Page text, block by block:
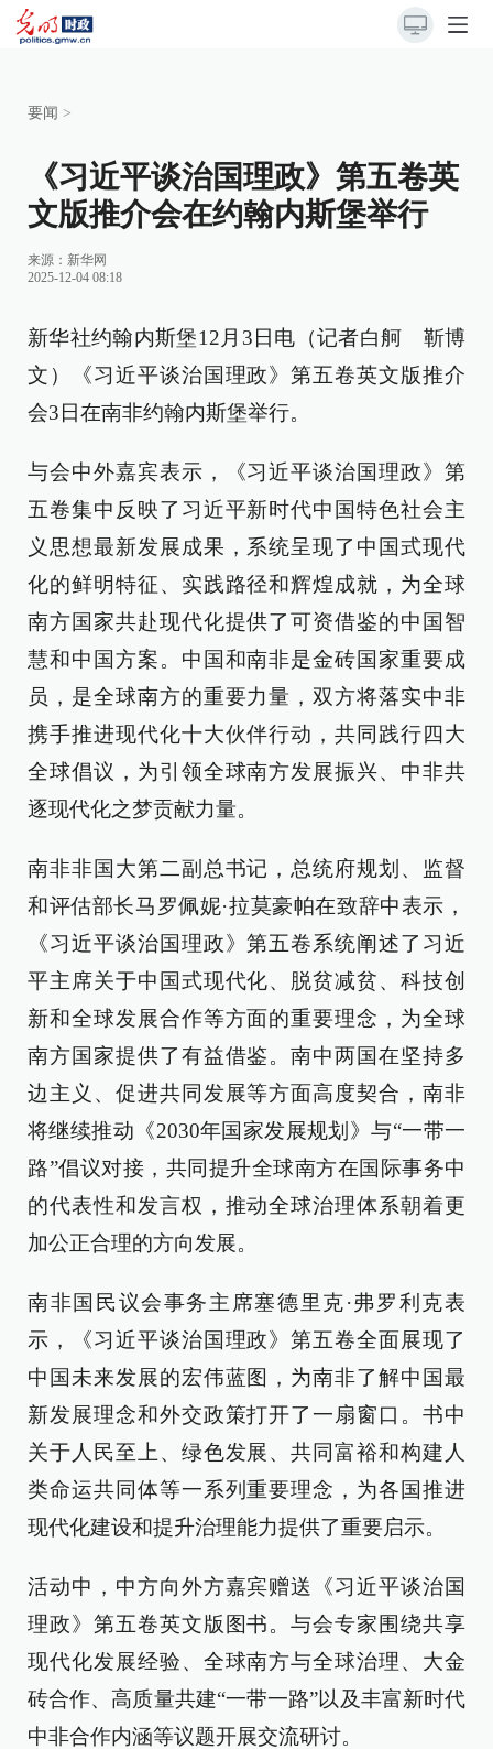
要闻 >
《习近平谈治国理政》第五卷英
文版推介会在约翰内斯堡举行
来源： 新华网
2025-12-04 08:18
新华社约翰内斯堡12月3日电（记者白舸 靳博
文）《习近平谈治国理政》第五卷英文版推介
会3日在南非约翰内斯堡举行。
与会中外嘉宾表示，《习近平谈治国理政》第
五卷集中反映了习近平新时代中国特色社会主
义思想最新发展成果，系统呈现了中国式现代
化的鲜明特征、实践路径和辉煌成就，为全球
南方国家共赴现代化提供了可资借鉴的中国智
慧和中国方案。中国和南非是金砖国家重要成
员，是全球南方的重要力量，双方将落实中非
携手推进现代化十大伙伴行动，共同践行四大
全球倡议，为引领全球南方发展振兴、中非共
逐现代化之梦贡献力量。
南非非国大第二副总书记，总统府规划、监督
和评估部长马罗佩妮·拉莫豪帕在致辞中表示，
《习近平谈治国理政》第五卷系统阐述了习近
平主席关于中国式现代化、脱贫减贫、科技创
新和全球发展合作等方面的重要理念，为全球
南方国家提供了有益借鉴。南中两国在坚持多
边主义、促进共同发展等方面高度契合，南非
将继续推动《2030年国家发展规划》与“一带一
路”倡议对接，共同提升全球南方在国际事务中
的代表性和发言权，推动全球治理体系朝着更
加公正合理的方向发展。
南非国民议会事务主席塞德里克·弗罗利克表
示，《习近平谈治国理政》第五卷全面展现了
中国未来发展的宏伟蓝图，为南非了解中国最
新发展理念和外交政策打开了一扇窗口。书中
关于人民至上、绿色发展、共同富裕和构建人
类命运共同体等一系列重要理念，为各国推进
现代化建设和提升治理能力提供了重要启示。
活动中，中方向外方嘉宾赠送《习近平谈治国
理政》第五卷英文版图书。与会专家围绕共享
现代化发展经验、全球南方与全球治理、大金
砖合作、高质量共建“一带一路”以及丰富新时代
中非合作内涵等议题开展交流研讨。